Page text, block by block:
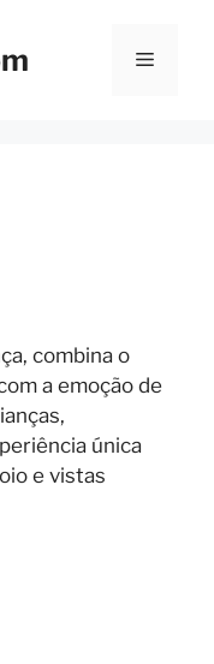
Menu
combina o
a emoção de
única
e vistas